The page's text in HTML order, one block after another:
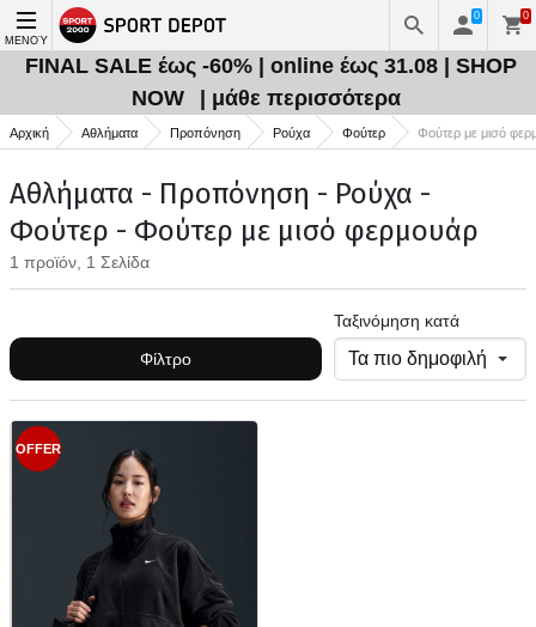
ΜΕΝΟΎ
0 0
FINAL SALE έως -60% | online έως 31.08 | SHOP
NOW
| μάθε περισσότερα
Αρχική Αθλήματα Προπόνηση Ρούχα Φούτερ Φούτερ με μισό
Αθλήματα - Προπόνηση - Ρούχα -
Φούτερ - Φούτερ με μισό φερμουάρ
1 προϊόν, 1 Σελίδα
Φίλτρο
Ταξινόμηση κατά
OFFER